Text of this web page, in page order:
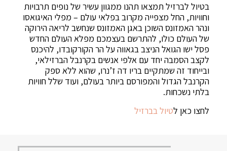
בטיול לברזיל תמצאו תהנו ממגוון עשיר של נופים תרבויות
וחוויות, החל מצפייה מקרוב בפלאי עולם – מפלי האיגואסו
ונהר האמזונס השוכן באגן האמזונס שנחשב לריאה הירוקה
של העולם כולו, להתרשם בעצמכם מפלא העולם החדש
פסל ישו הגואל הניצב בגאווה על הר הקורקובדו, להיכנס
לקצב הסמבה יחד עם אלפי אנשים בקרנבל הברזילאי,
ובייחוד זה שמתקיים בריו דה ז’נרו, שהוא ללא ספק
הקרנבל הגדול והמפורסם ביותר בעולם, ועוד שלל חוויות
בלתי נשכחות.
לחצו כאן לטיול בברזיל